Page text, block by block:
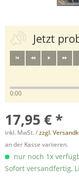
Jetzt
0:00
17,95 € *
inkl. MwSt. /zzgl.
an der Kasse variieren.
nur noch 1x
Sofort versandfertig,